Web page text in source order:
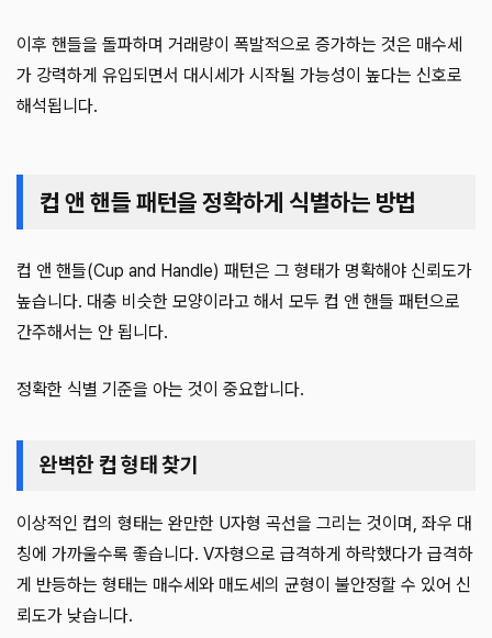
이후 핸들을 돌파하며 거래량이 폭발적으로 증가하는 것은 매수세
가 강력하게 유입되면서 대시세가 시작될 가능성이 높다는 신호로
해석됩니다.
컵 앤 핸들 패턴을 정확하게 식별하는 방법
컵 앤 핸들(Cup and Handle) 패턴은 그 형태가 명확해야 신뢰도가
높습니다. 대충 비슷한 모양이라고 해서 모두 컵 앤 핸들 패턴으로
간주해서는 안 됩니다.
정확한 식별 기준을 아는 것이 중요합니다.
완벽한 컵 형태 찾기
이상적인 컵의 형태는 완만한 U자형 곡선을 그리는 것이며, 좌우 대
칭에 가까울수록 좋습니다. V자형으로 급격하게 하락했다가 급격하
게 반등하는 형태는 매수세와 매도세의 균형이 불안정할 수 있어 신
뢰도가 낮습니다.